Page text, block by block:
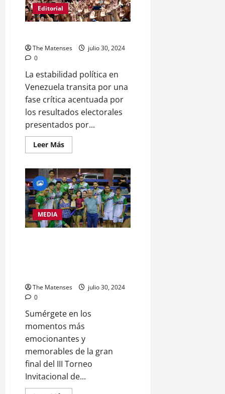
Jornada
del
Martes
Editorial
The Matenses
julio 30, 2024
0
La estabilidad política en
Venezuela transita por una
fase crítica acentuada por
los resultados electorales
presentados por...
Leer MásLeer
más
Incertidumbre
en
Venezuela
MEDIA
The Matenses
julio 30, 2024
0
Sumérgete en los
momentos más
emocionantes y
memorables de la gran
final del III Torneo
Invitacional de...